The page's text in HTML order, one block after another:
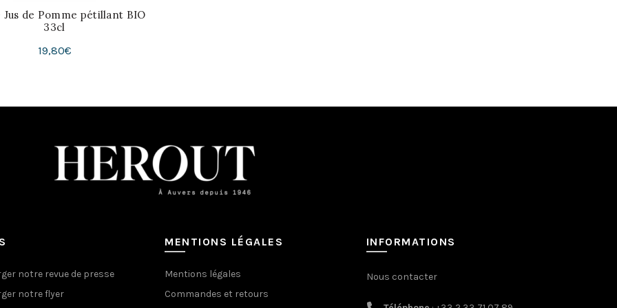
Jus de Pomme pétillant BIO
33cl
19,80€
notre revue de presse
notre flyer
MENTIONS LÉGALES
Mentions légales
Commandes et retours
INFORMATIONS
Nous contacter